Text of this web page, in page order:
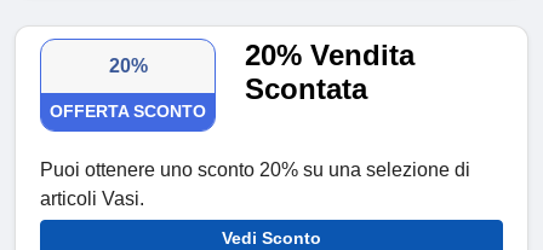
20%
OFFERTA SCONTO
20% Vendita
Scontata
Puoi ottenere uno sconto 20% su una selezione di
articoli Vasi.
Vedi Sconto